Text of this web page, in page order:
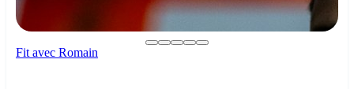
Fit avec Romain